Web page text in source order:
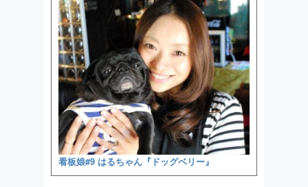
看板娘#9 はるちゃん『ドッグベリー』